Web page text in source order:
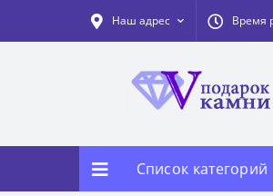
Наш адрес Время
Список категорий